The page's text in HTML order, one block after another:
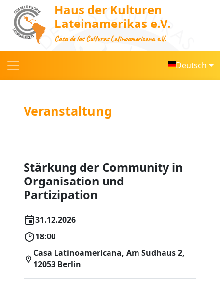
Haus der Kulturen
Lateinamerikas e.V.
Casa de las Culturas Latinoamericana e.V.
Deutsch
Veranstaltung
Stärkung der Community in
Organisation und
Partizipation
31.12.2026
18:00
Casa Latinoamericana, Am Sudhaus 2,
12053 Berlin